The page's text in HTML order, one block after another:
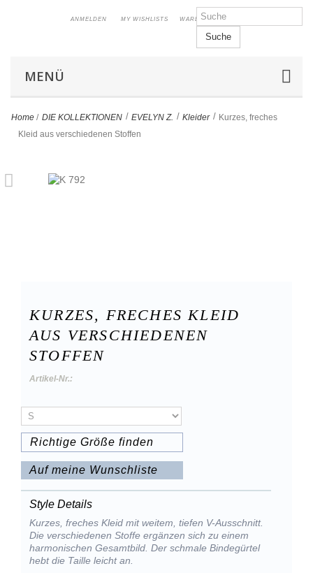
WARENKORB
MY WISHLISTS
ANMELDEN
Suche
MENÜ
Home / DIE KOLLEKTIONEN > EVELYN Z. > Kleider > Kurzes, freches
Kleid aus verschiedenen Stoffen
KURZES, FRECHES KLEID
AUS VERSCHIEDENEN
STOFFEN
Artikel-Nr.:
Richtige Größe finden
Auf meine Wunschliste
Style Details
Kurzes, freches Kleid mit weitem, tiefen V-Ausschnitt.
Die verschiedenen Stoffe ergänzen sich zu einem
harmonischen Gesamtbild. Der schmale Bindegürtel
hebt die Taille leicht an.